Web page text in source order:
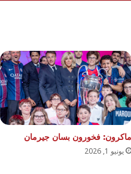
ماكرون: فخورون بسان جيرمان
يونيو 1, 2026